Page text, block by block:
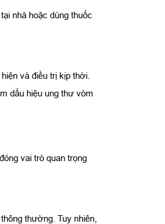
nhà hoặc dùng thuốc
và điều trị kịp thời.
dấu hiệu ung thư vòm
vai trò quan trọng
thường. Tuy nhiên,